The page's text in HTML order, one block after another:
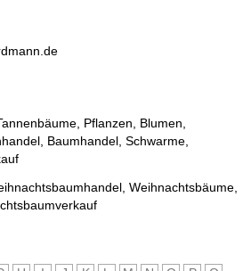
Pflanzen, Blumen,
Baumhandel, Schwarme,
Weihnachtsbäume